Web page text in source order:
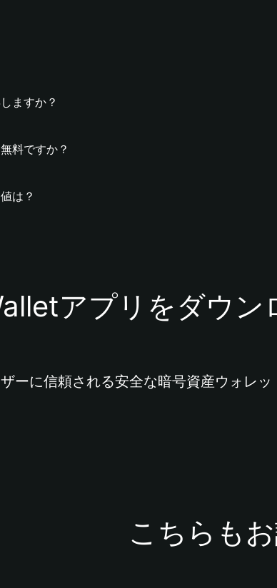
ますか？
料ですか？
は？
アプリをダウン
ーに信頼される安全な暗号資産ウォレッ
こちらも